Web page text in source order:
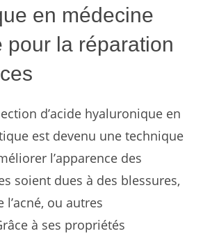
en médecine
pour la réparation
d’acide hyaluronique en
est devenu une technique
l’apparence des
soient dues à des blessures,
ou autres
à ses propriétés